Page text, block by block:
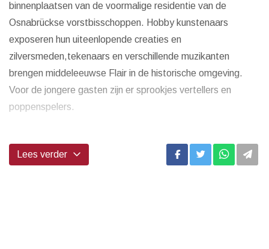
binnenplaatsen van de voormalige residentie van de
Osnabrückse vorstbisschoppen. Hobby kunstenaars
exposeren hun uiteenlopende creaties en
zilversmeden,tekenaars en verschillende muzikanten
brengen middeleeuwse Flair in de historische omgeving.
Voor de jongere gasten zijn er sprookjes vertellers en
poppenspelers.
Lees verder